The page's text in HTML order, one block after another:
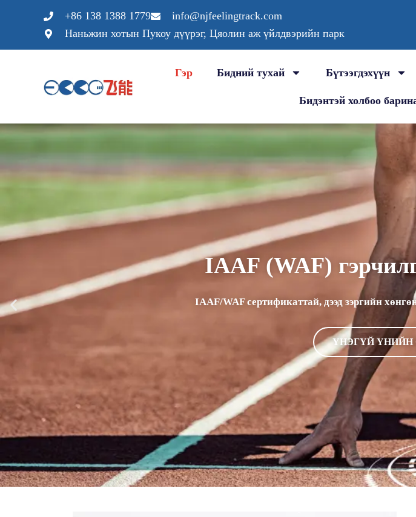
+86 138 1388 1779
info@njfeelingtrack.com
Наньжин хотын Пукоу дүүрэг, Цяолин аж үйлдвэрийн парк
Гэр Бидний тухай Бүтээгдэхүүн
Бидэнтэй холбоо
IAAF (WAF)
IAAF/WAF сертификаттай, дээд зэргийн
ҮНЭГҮЙ ҮНИЙН